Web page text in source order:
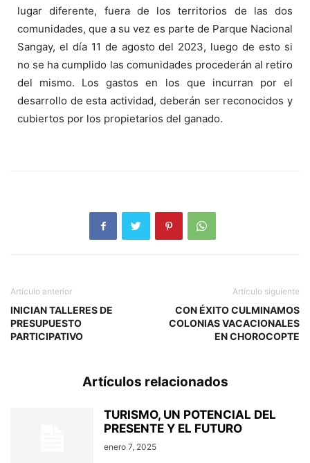
lugar diferente, fuera de los territorios de las dos
comunidades, que a su vez es parte de Parque Nacional
Sangay, el día 11 de agosto del 2023, luego de esto si
no se ha cumplido las comunidades procederán al retiro
del mismo. Los gastos en los que incurran por el
desarrollo de esta actividad, deberán ser reconocidos y
cubiertos por los propietarios del ganado.
Artículo anterior
INICIAN TALLERES DE
PRESUPUESTO
PARTICIPATIVO
Artículo siguiente
CON ÉXITO CULMINAMOS
COLONIAS VACACIONALES
EN CHOROCOPTE
Artículos relacionados
TURISMO, UN POTENCIAL DEL
PRESENTE Y EL FUTURO
enero 7, 2025